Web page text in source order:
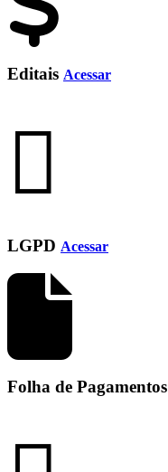
Editais Acessar
LGPD Acessar
Folha de Pagamentos